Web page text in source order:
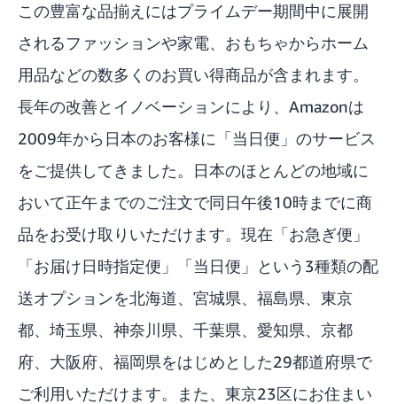
この豊富な品揃えにはプライムデー期間中に展開
されるファッションや家電、おもちゃからホーム
用品などの数多くのお買い得商品が含まれます。
長年の改善とイノベーションにより、Amazonは
2009年から日本のお客様に「当日便」のサービス
をご提供してきました。日本のほとんどの地域に
おいて正午までのご注文で同日午後10時までに商
品をお受け取りいただけます。現在「お急ぎ便」
「お届け日時指定便」「当日便」という3種類の配
送オプションを北海道、宮城県、福島県、東京
都、埼玉県、神奈川県、千葉県、愛知県、京都
府、大阪府、福岡県をはじめとした29都道府県で
ご利用いただけます。また、東京23区にお住まい